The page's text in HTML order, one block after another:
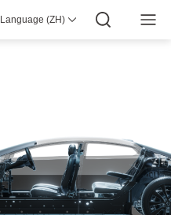
Language (ZH)
全球 全球智慧
YIZUMI绿色